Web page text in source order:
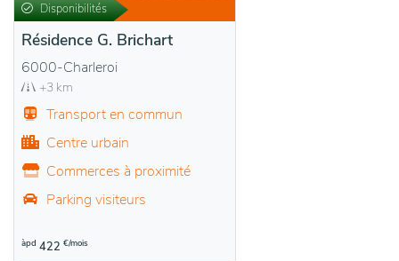
Disponibilités
Résidence G. Brichart
6000-Charleroi
+3 km
Transport en commun
Centre urbain
Commerces à proximité
Parking visiteurs
àpd 422 €/mois